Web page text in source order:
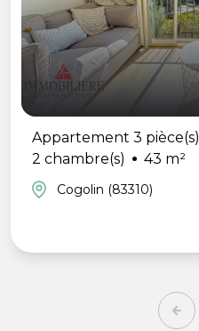
Appartement 3 pièce(s)
2 chambre(s)
43 m²
Cogolin (83310)